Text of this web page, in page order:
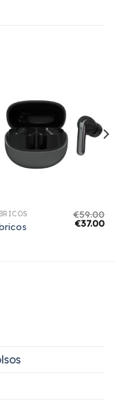
€59.00
€37.00